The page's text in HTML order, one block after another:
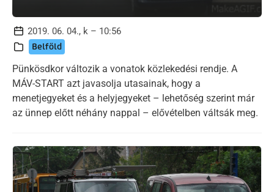
2019. 06. 04., k – 10:56
Belföld
Pünkösdkor változik a vonatok közlekedési rendje. A
MÁV-START azt javasolja utasainak, hogy a
menetjegyeket és a helyjegyeket – lehetőség szerint már
az ünnep előtt néhány nappal – elővételben váltsák meg.